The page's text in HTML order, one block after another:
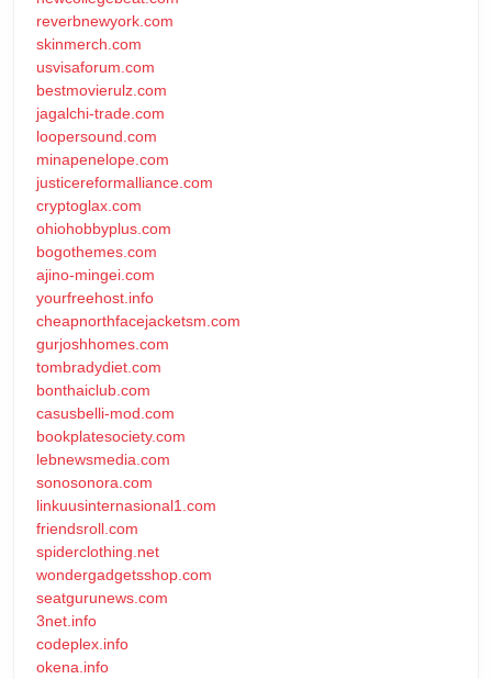
reverbnewyork.com
skinmerch.com
usvisaforum.com
bestmovierulz.com
jagalchi-trade.com
loopersound.com
minapenelope.com
justicereformalliance.com
cryptoglax.com
ohiohobbyplus.com
bogothemes.com
ajino-mingei.com
yourfreehost.info
cheapnorthfacejacketsm.com
gurjoshhomes.com
tombradydiet.com
bonthaiclub.com
casusbelli-mod.com
bookplatesociety.com
lebnewsmedia.com
sonosonora.com
linkuusinternasional1.com
friendsroll.com
spiderclothing.net
wondergadgetsshop.com
seatgurunews.com
3net.info
codeplex.info
okena.info